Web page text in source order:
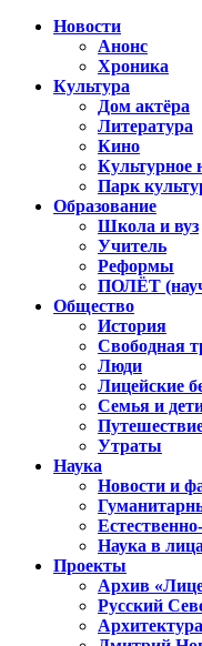
Новости
Анонс
Хроника
Культура
Дом актёра
Литература
Кино
Культурное
Парк
Образование
Школа и вуз
Учитель
Реформы
ПОЛЁТ
Общество
История
Свободная
Люди
Лицейские
Семья и
Утраты
Наука
Новости и
Наука в
Проекты
Архив
Русский